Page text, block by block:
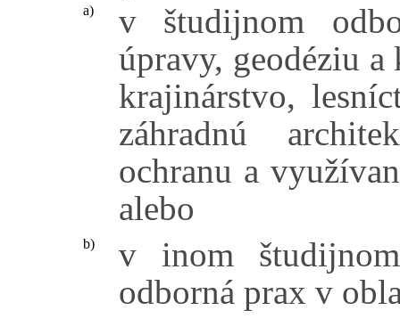
a)
v študijnom
úpravy, geodéziu
krajinárstvo,
záhradnú
ochranu a
alebo
b)
v inom
odborná prax v